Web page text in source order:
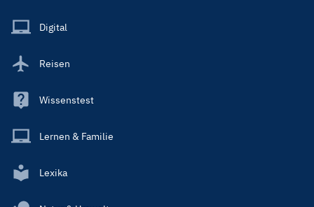
Main
Digital
Reisen
Wissenstest
Lernen & Familie
Lexika